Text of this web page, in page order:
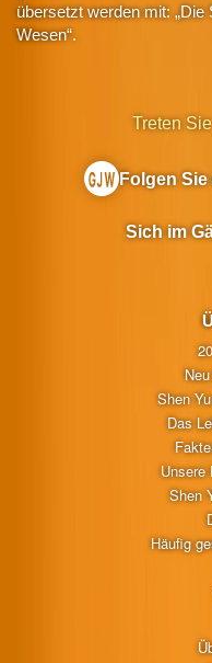
übersetzt werden mit:
Wesen“.
Shen
Das
Unsere
Shen
Häufig
Treten
Folgen Sie
Sich im